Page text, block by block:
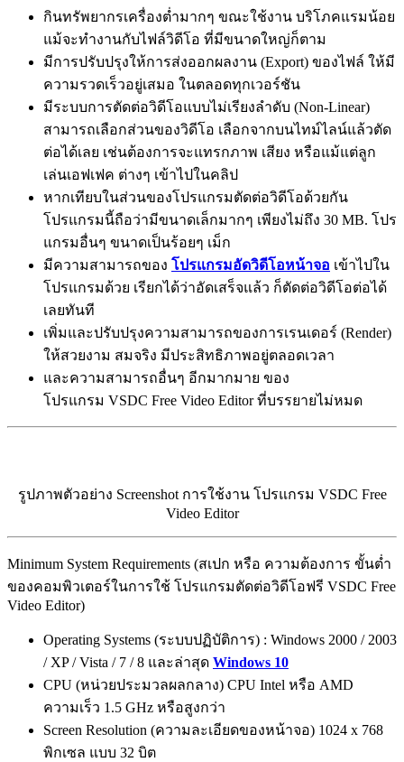
กินทรัพยากรเครื่องต่ำมากๆ ขณะใช้งาน บริโภคแรมน้อย
แม้จะทำงานกับไฟล์วิดีโอ ที่มีขนาดใหญ่ก็ตาม
มีการปรับปรุงให้การส่งออกผลงาน (Export) ของไฟล์ ให้มี
ความรวดเร็วอยู่เสมอ ในตลอดทุกเวอร์ชัน
มีระบบการตัดต่อวิดีโอแบบไม่เรียงลำดับ (Non-Linear)
สามารถเลือกส่วนของวิดีโอ เลือกจากบนไทม์ไลน์แล้วตัด
ต่อได้เลย เช่นต้องการจะแทรกภาพ เสียง หรือแม้แต่ลูก
เล่นเอฟเฟค ต่างๆ เข้าไปในคลิป
หากเทียบในส่วนของโปรแกรมตัดต่อวิดีโอด้วยกัน
โปรแกรมนี้ถือว่ามีขนาดเล็กมากๆ เพียงไม่ถึง 30 MB. โปร
แกรมอื่นๆ ขนาดเป็นร้อยๆ เม็ก
มีความสามารถของ โปรแกรมอัดวิดีโอหน้าจอ เข้าไปใน
โปรแกรมด้วย เรียกได้ว่าอัดเสร็จแล้ว ก็ตัดต่อวิดีโอต่อได้
เลยทันที
เพิ่มและปรับปรุงความสามารถของการเรนเดอร์ (Render)
ให้สวยงาม สมจริง มีประสิทธิภาพอยู่ตลอดเวลา
และความสามารถอื่นๆ อีกมากมาย ของ
โปรแกรม VSDC Free Video Editor ที่บรรยายไม่หมด
รูปภาพตัวอย่าง Screenshot การใช้งาน โปรแกรม VSDC Free
Video Editor
Minimum System Requirements (สเปก หรือ ความต้องการ ขั้นต่ำ
ของคอมพิวเตอร์ในการใช้ โปรแกรมตัดต่อวิดีโอฟรี VSDC Free
Video Editor)
Operating Systems (ระบบปฏิบัติการ) : Windows 2000 / 2003
/ XP / Vista / 7 / 8 และล่าสุด Windows 10
CPU (หน่วยประมวลผลกลาง) CPU Intel หรือ AMD
ความเร็ว 1.5 GHz หรือสูงกว่า
Screen Resolution (ความละเอียดของหน้าจอ) 1024 x 768
พิกเซล แบบ 32 บิต